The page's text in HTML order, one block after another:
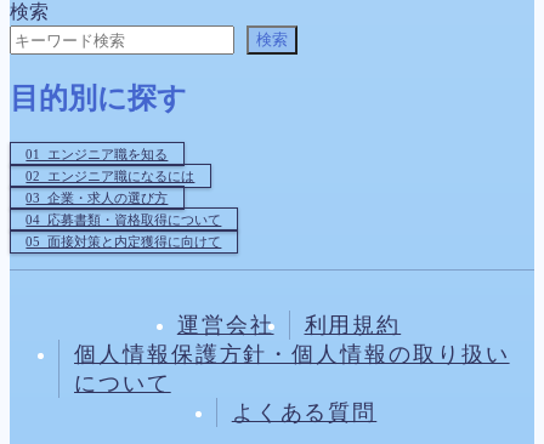
検索
検索
目的別に探す
01_エンジニア職を知る
02_エンジニア職になるには
03_企業・求人の選び方
04_応募書類・資格取得について
05_面接対策と内定獲得に向けて
運営会社
利用規約
個人情報保護方針・個人情報の取り扱い
について
よくある質問